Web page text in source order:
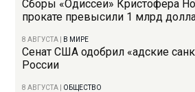
Сборы «Одиссеи» Кристофера
прокате превысили 1 млрд
8 АВГУСТА В МИРЕ
Сенат США одобрил «адские
России
8 АВГУСТА ОБЩЕСТВО